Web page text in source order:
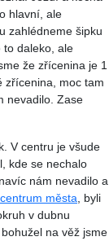
hlavní, ale
zahlédneme šipku
to daleko, ale
že zřícenina je 1
zřícenina, moc tam
nevadilo. Zase
V centru je všude
kde se nechalo
nám nevadilo a
města , byli
v dubnu
na věž jsme